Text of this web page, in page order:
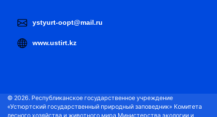
ystyurt-oopt@mail.ru
www.ustirt.kz
© 2026. Республиканское государственное учреждение
«Устюртский государственный природный заповедник» Комитета
лесного хозяйства и животного мира Министерства экологии и